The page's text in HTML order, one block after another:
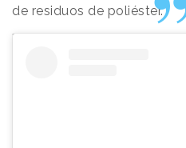
de residuos de poliéster.